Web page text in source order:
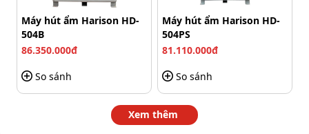
Máy hút ẩm Harison HD-
504B
86.350.000đ
So sánh
Máy hút ẩm Harison HD-
504PS
81.110.000đ
So sánh
Xem thêm